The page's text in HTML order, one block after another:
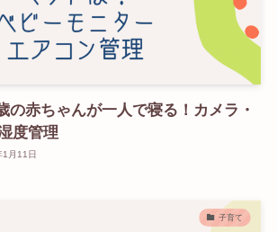
の赤ちゃんが一人で寝る！カメラ・
度管理
月11日
子育て